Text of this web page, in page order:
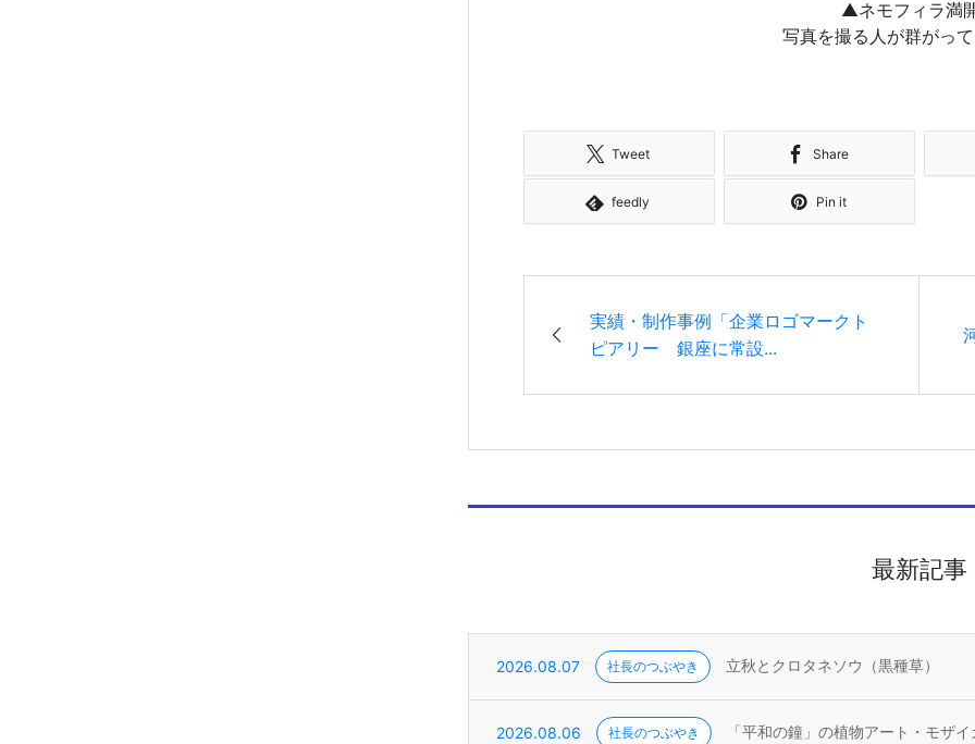
▲ネモフィラ満
写真を撮る人が群がっ
Tweet Share
feedly Pin it
実績・制作事例「企業ロゴマークト
ピアリー 銀座に常設...
最新記事
2026.08.07 社長のつぶやき 立秋とクロタネソウ（黒種草）
2026.08.06 社長のつぶやき 「平和の鐘」の植物アート・モザ